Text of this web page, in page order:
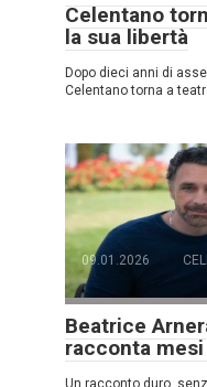
Celentano
la sua libertà
Dopo dieci anni di
Celentano torna a
09.01.2026
Beatrice
racconta
Un racconto duro,